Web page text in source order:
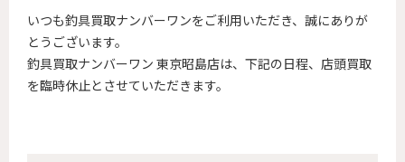
いつも釣具買取ナンバーワンをご利用いただき、誠にありが
とうございます。
釣具買取ナンバーワン 東京昭島店は、下記の日程、店頭買取
を臨時休止とさせていただきます。